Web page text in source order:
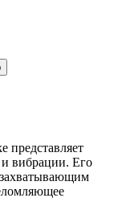
представляет
и вибрации. Его